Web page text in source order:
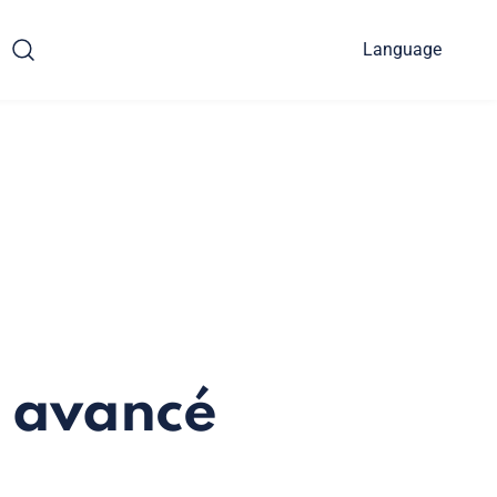
Language
avancé